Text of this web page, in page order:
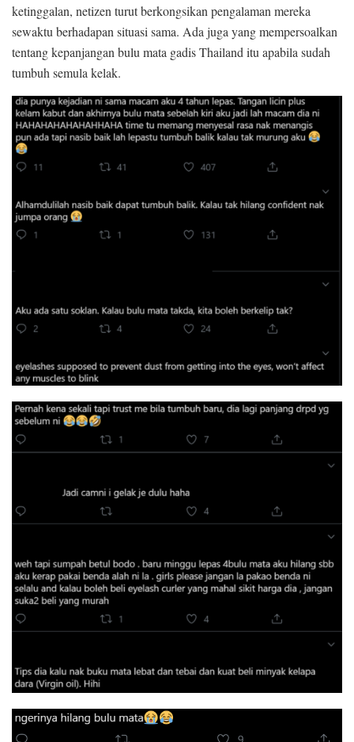
ketinggalan, netizen turut berkongsikan pengalaman mereka
sewaktu berhadapan situasi sama. Ada juga yang mempersoalkan
tentang kepanjangan bulu mata gadis Thailand itu apabila sudah
tumbuh semula kelak.